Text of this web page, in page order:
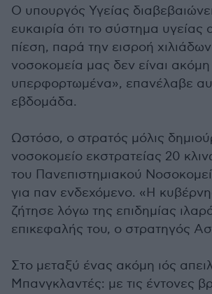
Ο υπουργός Υγείας
ευκαιρία ότι το σύστημα υγείας
πίεση, παρά την εισροή
νοσοκομεία μας δεν είναι ακόμη
υπερφορτωμένα», επανέλαβε
εβδομάδα.
Ωστόσο, ο στρατός μόλις
νοσοκομείο εκστρατείας 20
του Πανεπιστημιακού
για παν ενδεχόμενο. «Η
ζήτησε λόγω της επιδημίας
επικεφαλής του, ο στρατηγός
Στο μεταξύ ένας ακόμη ιός
Μπανγκλαντές: με τις έντονες